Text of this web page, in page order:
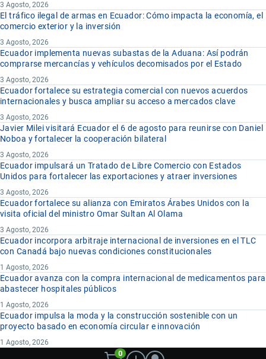
3 Agosto, 2026
El tráfico ilegal de armas en Ecuador: Cómo impacta la economía, el
comercio exterior y la inversión
3 Agosto, 2026
Ecuador implementa nuevas subastas de la Aduana: Así podrán
comprarse mercancías y vehículos decomisados por el Estado
3 Agosto, 2026
Ecuador fortalece su estrategia comercial con nuevos acuerdos
internacionales y busca ampliar su acceso a mercados clave
3 Agosto, 2026
Javier Milei visitará Ecuador el 6 de agosto para reunirse con Daniel
Noboa y fortalecer la cooperación bilateral
3 Agosto, 2026
Ecuador impulsará un Tratado de Libre Comercio con Estados
Unidos para fortalecer las exportaciones y atraer inversiones
3 Agosto, 2026
Ecuador fortalece su alianza con Emiratos Árabes Unidos con la
visita oficial del ministro Omar Sultan Al Olama
3 Agosto, 2026
Ecuador incorpora arbitraje internacional de inversiones en el TLC
con Canadá bajo nuevas condiciones constitucionales
1 Agosto, 2026
Ecuador avanza con la compra internacional de medicamentos para
abastecer hospitales públicos
1 Agosto, 2026
Ecuador impulsa la moda y la construcción sostenible con un
proyecto basado en economía circular e innovación
1 Agosto, 2026
0